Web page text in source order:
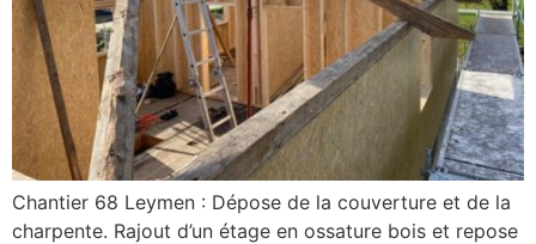
Chantier 68 Leymen : Dépose de la couverture et de la
charpente. Rajout d’un étage en ossature bois et repose